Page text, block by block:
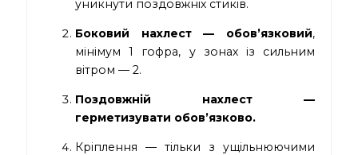
уникнути поздовжніх стиків.
Боковий нахлест — обов’язковий,
мінімум 1 гофра, у зонах із сильним
вітром — 2.
Поздовжній нахлест —
герметизувати обов’язково.
Кріплення — тільки з ущільнюючими